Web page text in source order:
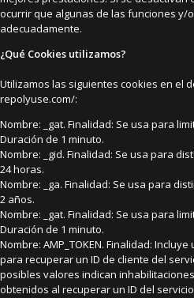
ocurrir que algunas de las funciones y/
adecuadamente.
¿Qué Cookies utilizamos?
Utilizamos las siguientes cookies en el
repolyuse.com/:
Nombre: _gat. Finalidad: Se usa para
Duración de 1 minuto.
Nombre: _gid. Finalidad: Se usa para
24 horas.
Nombre: _ga. Finalidad: Se usa para
2 años.
Nombre: _gat. Finalidad: Se usa para
Duración de 1 minuto.
Nombre: AMP_TOKEN. Finalidad:
para recuperar un ID de cliente del
posibles valores indican
obtenidos al recuperar un ID del